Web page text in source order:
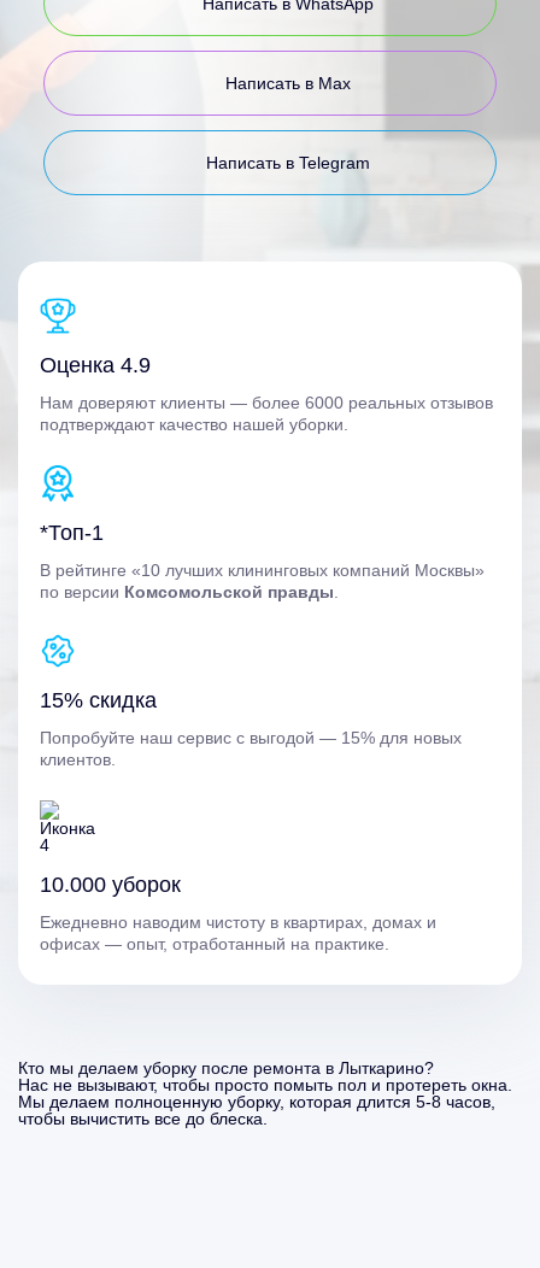
Написать в Max
Написать в Telegram
Оценка 4.9
Нам доверяют клиенты — более 6000 реальных отзывов
подтверждают качество нашей уборки.
*Топ-1
В рейтинге «10 лучших клининговых компаний Москвы»
по версии Комсомольской правды
15% скидка
Попробуйте наш сервис с выгодой — 15% для новых
клиентов.
10.000 уборок
Ежедневно наводим чистоту в квартирах, домах и
офисах — опыт, отработанный на практике.
Кто мы делаем уборку после ремонта в Лыткарино?
Нас не вызывают, чтобы просто помыть пол и протереть окна.
Мы делаем полноценную уборку, которая длится 5-8 часов,
чтобы вычистить все до блеска.